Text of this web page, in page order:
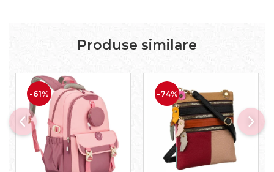
Produse similare
-61% -74%